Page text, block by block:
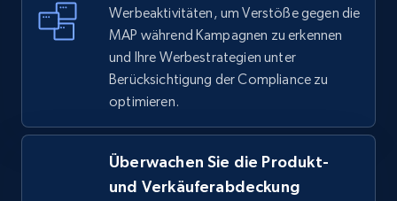
Werbeaktivitäten, um Verstöße gegen die
MAP während Kampagnen zu erkennen
und Ihre Werbestrategien unter
Berücksichtigung der Compliance zu
optimieren.
Überwachen Sie die Produkt-
und Verkäuferabdeckung